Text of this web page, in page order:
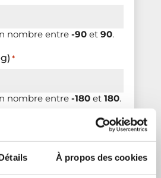
À propos des cookies
nombre entre -90et 90.
*
nombre entre -180et 180.
nombre entre1950et